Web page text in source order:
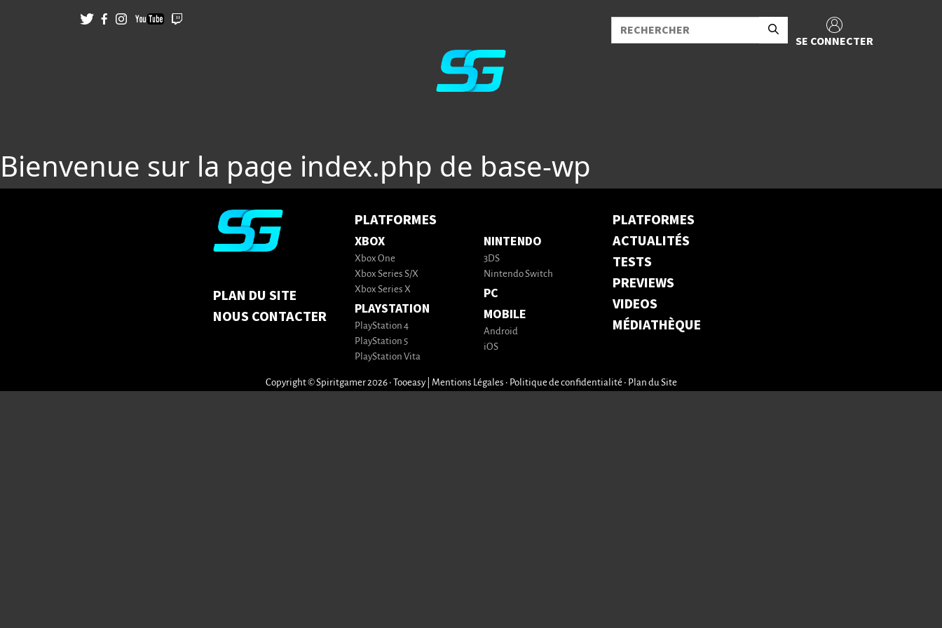
SE CONNECTER
Bienvenue sur la page index.php de base-wp
PLAN DU SITE
NOUS CONTACTER
PLATFORMES
XBOX
Xbox One
Xbox Series S/X
Xbox Series X
PLAYSTATION
PlayStation 4
PlayStation 5
PlayStation Vita
NINTENDO
3DS
Nintendo Switch
PC
MOBILE
Android
iOS
PLATFORMES
ACTUALITÉS
TESTS
PREVIEWS
VIDEOS
MÉDIATHÈQUE
Copyright © Spiritgamer 2026 • Tooeasy Mentions Légales • Politique de confidentialité• Plan du Site